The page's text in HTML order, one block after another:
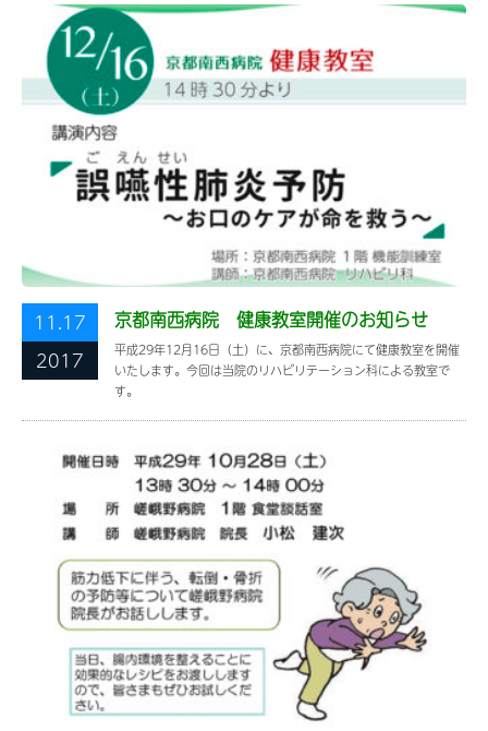
11.17
2017
京都南西病院 健康教室開催のお知らせ
平成29年12月16日（土）に、京都南西病院にて健康教室を開催
いたします。今回は当院のリハビリテーション科による教室で
す。